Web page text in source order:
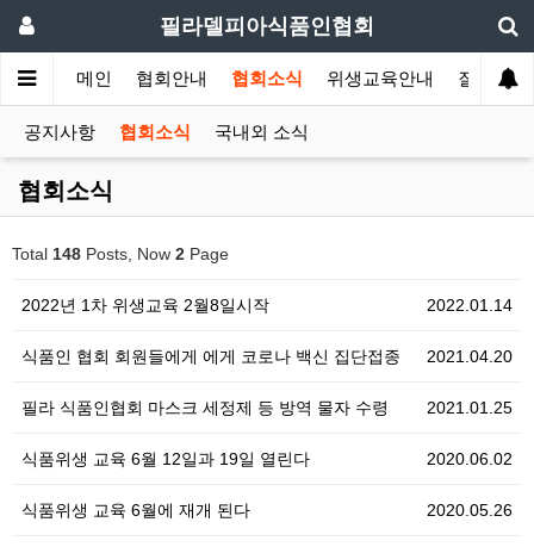
필라델피아식품인협회
메인 협회안내 협회소식 위생교육안내 질의답변
공지사항 협회소식 국내외 소식
협회소식
Total 148 Posts, Now 2 Page
2022.01.14
2022년 1차 위생교육 2월8일시작
2021.04.20
식품인 협회 회원들에게 에게 코로나 백신 집단접종
2021.01.25
필라 식품인협회 마스크 세정제 등 방역 물자 수령
2020.06.02
식품위생 교육 6월 12일과 19일 열린다
2020.05.26
식품위생 교육 6월에 재개 된다